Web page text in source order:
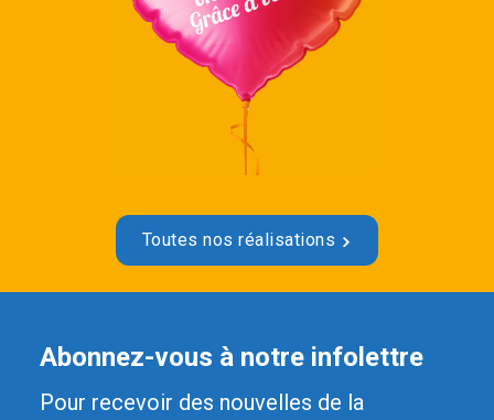
Toutes nos réalisations
Abonnez-vous à notre infolettre
Pour recevoir des nouvelles de la